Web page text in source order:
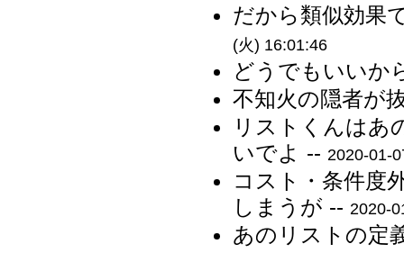
だから類似効果
(火) 16:01:46
どうでもいいか
不知火の隠者が
リストくんはあ
いでよ -- 2020-01-
コスト・条件度
しまうが -- 2020-
あのリストの定